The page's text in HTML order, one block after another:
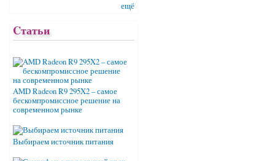
ещё
Cтатьи
AMD Radeon R9 295X2 – самое
бескомпромиссное решение на
современном рынке
Выбираем источник питания